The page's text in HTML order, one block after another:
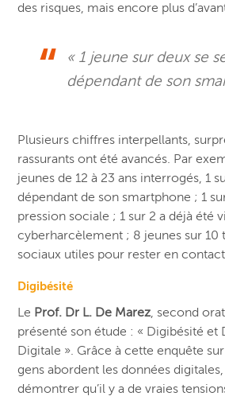
des risques, mais encore plus
« 1 jeune sur deux se
dépendant de son
Plusieurs chiffres interpellants,
rassurants ont été avancés. Par
jeunes de 12 à 23 ans interrogés, 1
dépendant de son smartphone ; 1
pression sociale ; 1 sur 2 a déjà été
cyberharcèlement ; 8 jeunes sur 10
sociaux utiles pour rester en
Digibésité
Le Prof. Dr L. De Marez, second
présenté son étude : « Digibésité et
Digitale ». Grâce à cette enquête
gens abordent les données
démontrer qu’il y a de vraies